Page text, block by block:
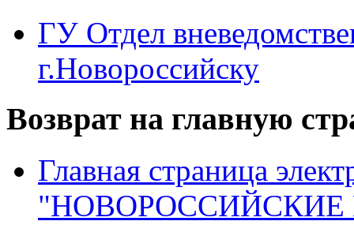
ГУ Отдел
г.Новороссийску
Возврат на главную
Главная страница
"НОВОРОССИЙСКИЕ